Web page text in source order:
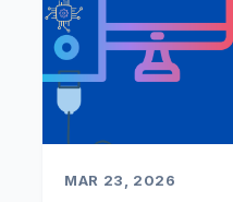
MAR 23, 2026